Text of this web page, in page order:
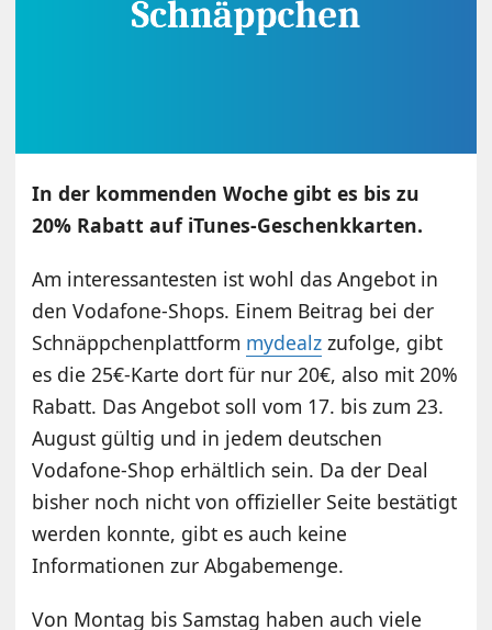
In der kommenden Woche gibt es bis zu
20% Rabatt auf iTunes-Geschenkkarten.
Am interessantesten ist wohl das Angebot in
den Vodafone-Shops. Einem Beitrag bei der
Schnäppchenplattform mydealz zufolge, gibt
es die 25€-Karte dort für nur 20€, also mit 20%
Rabatt. Das Angebot soll vom 17. bis zum 23.
August gültig und in jedem deutschen
Vodafone-Shop erhältlich sein. Da der Deal
bisher noch nicht von offizieller Seite bestätigt
werden konnte, gibt es auch keine
Informationen zur Abgabemenge.
Von Montag bis Samstag haben auch viele